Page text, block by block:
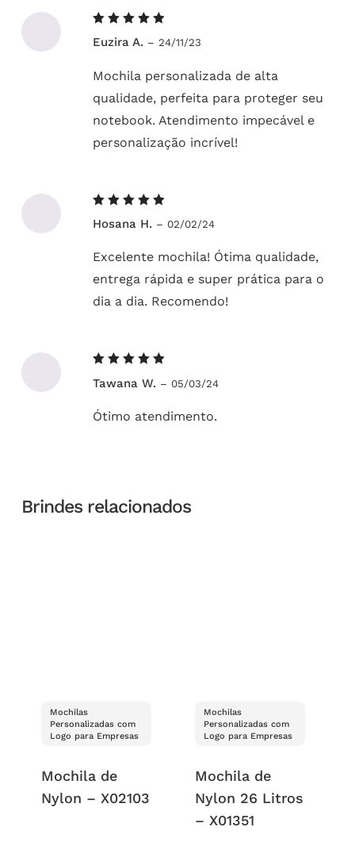
5de 5
Euzira A. – 24/11/23
Mochila personalizada de alta
qualidade, perfeita para proteger seu
notebook. Atendimento impecável e
personalização incrível!
5de 5
Hosana H. – 02/02/24
Excelente mochila! Ótima qualidade,
entrega rápida e super prática para o
dia a dia. Recomendo!
5de 5
Tawana W. – 05/03/24
Ótimo atendimento.
Brindes relacionados
Mochilas
Personalizadas com
Logo para Empresas
Mochila de
Nylon – X02103
Mochilas
Personalizadas com
Logo para Empresas
Mochila de
Nylon 26 Litros
– X01351